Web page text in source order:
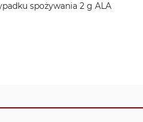
spożywania 2 g ALA